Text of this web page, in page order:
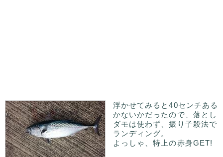
浮かせてみると40センチある
かないかだったので、落とし
ダモは使わず、振り子殺法で
ランディング。
よっしゃ、特上の赤身GET!